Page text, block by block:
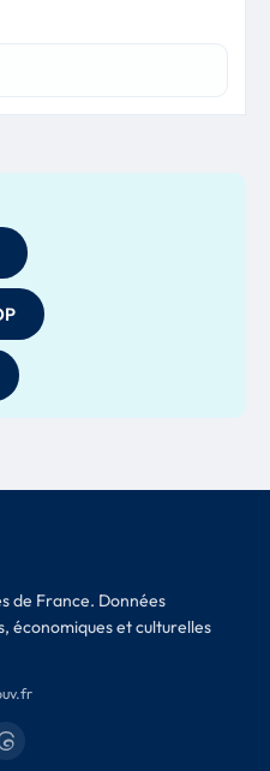
de France. Données
économiques et culturelles